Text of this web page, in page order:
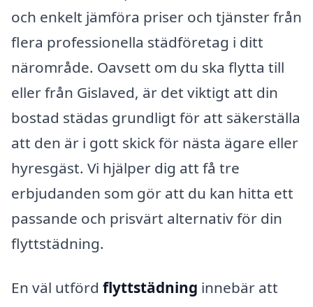
och enkelt jämföra priser och tjänster från
flera professionella städföretag i ditt
närområde. Oavsett om du ska flytta till
eller från Gislaved, är det viktigt att din
bostad städas grundligt för att säkerställa
att den är i gott skick för nästa ägare eller
hyresgäst. Vi hjälper dig att få tre
erbjudanden som gör att du kan hitta ett
passande och prisvärt alternativ för din
flyttstädning.
En väl utförd flyttstädning innebär att